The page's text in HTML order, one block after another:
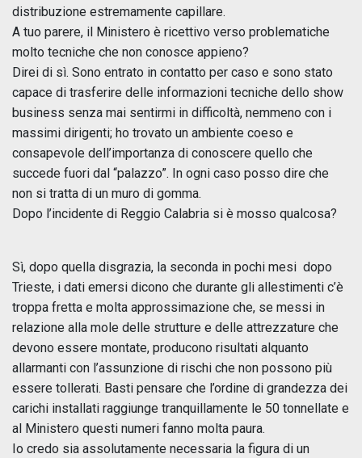
distribuzione estremamente capillare.
A tuo parere, il Ministero è ricettivo verso problematiche
molto tecniche che non conosce appieno?
Direi di sì. Sono entrato in contatto per caso e sono stato
capace di trasferire delle informazioni tecniche dello show
business senza mai sentirmi in difficoltà, nemmeno con i
massimi dirigenti; ho trovato un ambiente coeso e
consapevole dell’importanza di conoscere quello che
succede fuori dal “palazzo”. In ogni caso posso dire che
non si tratta di un muro di gomma.
Dopo l’incidente di Reggio Calabria si è mosso qualcosa?
Sì, dopo quella disgrazia, la seconda in pochi mesi dopo
Trieste, i dati emersi dicono che durante gli allestimenti c’è
troppa fretta e molta approssimazione che, se messi in
relazione alla mole delle strutture e delle attrezzature che
devono essere montate, producono risultati alquanto
allarmanti con l’assunzione di rischi che non possono più
essere tollerati. Basti pensare che l’ordine di grandezza dei
carichi installati raggiunge tranquillamente le 50 tonnellate e
al Ministero questi numeri fanno molta paura.
Io credo sia assolutamente necessaria la figura di un